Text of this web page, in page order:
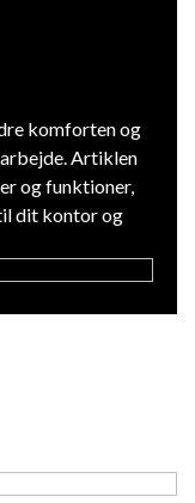
komforten og
Artiklen
og funktioner,
dit kontor og